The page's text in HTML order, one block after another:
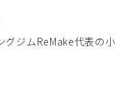
グジムReMake代表の